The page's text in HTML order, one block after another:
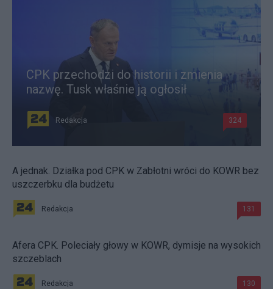
CPK przechodzi do historii i zmienia
nazwę. Tusk właśnie ją ogłosił
Redakcja 324
A jednak. Działka pod CPK w Zabłotni wróci do KOWR bez
uszczerbku dla budżetu
Redakcja 131
Afera CPK. Poleciały głowy w KOWR, dymisje na wysokich
szczeblach
Redakcja 130